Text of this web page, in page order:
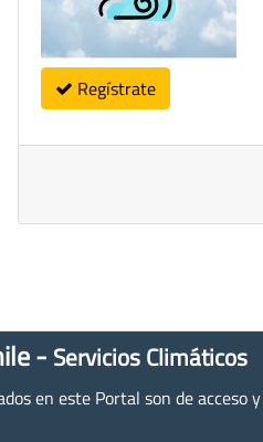
Regístrate
- Servicios Climáticos
en este Portal son de